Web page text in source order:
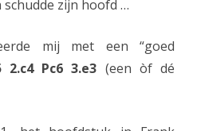
zijn hoofd …
mij met een “goed
2.c4 Pc6 3.e3 (een òf dé